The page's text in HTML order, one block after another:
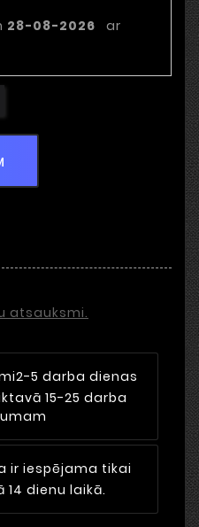
28-08-2026
ar
atsauksmi.
2-5 darba dienas
15-25 darba
ir iespējama tikai
dienu laikā.